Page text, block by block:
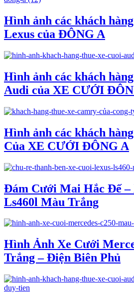
Hình ảnh các khách
Lexus của ĐÔNG A
Hình ảnh các khách
Audi của XE CƯỚI
Hình ảnh các khách
Của XE CƯỚI ĐÔNG A
Đám Cưới Mai Hắc Đế –
Ls460l Màu Trắng
Hình Ảnh Xe Cưới
Trắng – Điện Biên Phủ